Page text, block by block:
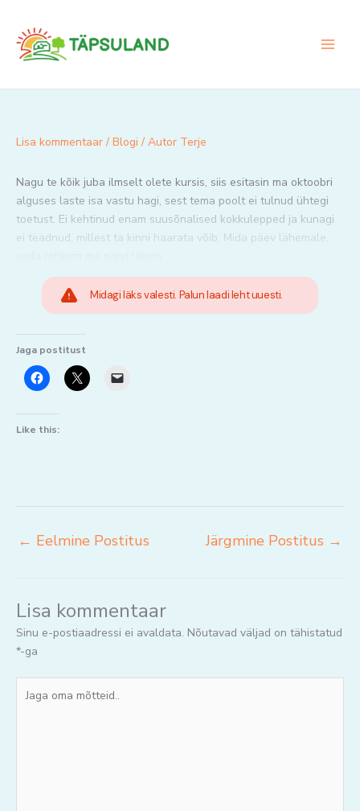
content
Lisa kommentaar / Blogi / Autor Terje
Nagu te kõik juba ilmselt olete kursis, siis esitasin ma oktoobri
alguses laste isa vastu hagi, sest tema poolt ei tulnud ühtegi
toetust. Ei kehtinud enam suusõnalised kokkulepped ja kunagi
ei teadnud, millest ta kinni haarata võib. Mida päev lähemale,
Midagi läks valesti. Palun laadi leht uuesti.
Jaga postitust
Like this:
← Eelmine Postitus Järgmine Postitus →
Lisa kommentaar
Sinu e-postiaadressi ei avaldata. Nõutavad väljad on tähistatud
*-ga
oma